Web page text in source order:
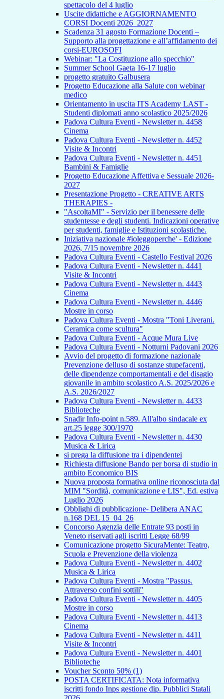
spettacolo del 4 luglio
Uscite didattiche e AGGIORNAMENTO
CORSI Docenti 2026_2027
Scadenza 31 agosto Formazione Docenti –
Supporto alla progettazione e all’affidamento dei
corsi-EUROSOFI
Webinar: "La Costituzione allo specchio"
Summer School Gaeta 16-17 luglio
progetto gratuito Galbusera
Progetto Educazione alla Salute con webinar
medico
Orientamento in uscita ITS Academy LAST -
Studenti diplomati anno scolastico 2025/2026
Padova Cultura Eventi - Newsletter n. 4458
Cinema
Padova Cultura Eventi - Newsletter n. 4452
Visite & Incontri
Padova Cultura Eventi - Newsletter n. 4451
Bambini & Famiglie
Progetto Educazione Affettiva e Sessuale 2026-
2027
Presentazione Progetto - CREATIVE ARTS
THERAPIES -
"AscoltaMI" - Servizio per il benessere delle
studentesse e degli studenti. Indicazioni operative
per studenti, famiglie e Istituzioni scolastiche.
Iniziativa nazionale #ioleggoperche' - Edizione
2026, 7/15 novembre 2026
Padova Cultura Eventi - Castello Festival 2026
Padova Cultura Eventi - Newsletter n. 4441
Visite & Incontri
Padova Cultura Eventi - Newsletter n. 4443
Cinema
Padova Cultura Eventi - Newsletter n. 4446
Mostre in corso
Padova Cultura Eventi - Mostra "Toni Liverani.
Ceramica come scultura"
Padova Cultura Eventi - Acque Mura Live
Padova Cultura Eventi - Notturni Padovani 2026
Avvio del progetto di formazione nazionale
Prevenzione delluso di sostanze stupefacenti,
delle dipendenze comportamentali e del disagio
giovanile in ambito scolastico A.S. 2025/2026 e
A.S. 2026/2027
Padova Cultura Eventi - Newsletter n. 4433
Biblioteche
Snadir Info-point n.589. All'albo sindacale ex
art.25 legge 300/1970
Padova Cultura Eventi - Newsletter n. 4430
Musica & Lirica
si prega la diffusione tra i dipendentei
Richiesta diffusione Bando per borsa di studio in
ambito Economico BIS
Nuova proposta formativa online riconosciuta dal
MIM "Sordità, comunicazione e LIS", Ed. estiva
Luglio 2026
Obblighi di pubblicazione- Delibera ANAC
n.168 DEL 15_04_26
Concorso Agenzia delle Entrate 93 posti in
Veneto riservati agli iscritti Legge 68/99
Comunicazione progetto SicuraMente: Teatro,
Scuola e Prevenzione della violenza
Padova Cultura Eventi - Newsletter n. 4402
Musica & Lirica
Padova Cultura Eventi - Mostra "Passus.
Attraverso confini sottili"
Padova Cultura Eventi - Newsletter n. 4405
Mostre in corso
Padova Cultura Eventi - Newsletter n. 4413
Cinema
Padova Cultura Eventi - Newsletter n. 4411
Visite & Incontri
Padova Cultura Eventi - Newsletter n. 4401
Biblioteche
Voucher Sconto 50% (1)
POSTA CERTIFICATA: Nota informativa
iscritti fondo Inps gestione dip. Pubblici Statali